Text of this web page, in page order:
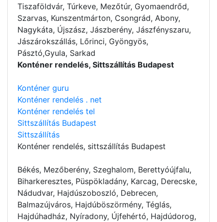
Tiszaföldvár, Túrkeve, Mezőtúr, Gyomaendrőd,
Szarvas, Kunszentmárton, Csongrád, Abony,
Nagykáta, Újszász, Jászberény, Jászfényszaru,
Jászárokszállás, Lőrinci, Gyöngyös,
Pásztó,Gyula, Sarkad
Konténer rendelés, Sittszállítás Budapest
Konténer guru
Konténer rendelés . net
Konténer rendelés tel
Sittszállítás Budapest
Sittszállítás
Konténer rendelés, sittszállítás Budapest
Békés, Mezőberény, Szeghalom, Berettyóújfalu,
Biharkeresztes, Püspökladány, Karcag, Derecske,
Nádudvar, Hajdúszoboszló, Debrecen,
Balmazújváros, Hajdúböszörmény, Téglás,
Hajdúhadház, Nyíradony, Újfehértó, Hajdúdorog,